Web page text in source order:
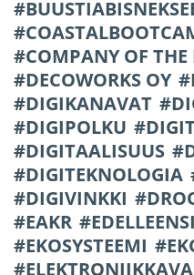
COMPANY OF
DECOWORKS OY
DIGIKANAVAT
DIGIPOLKU
DIGITAALISUUS
DIGITEKNOLOGIA
DIGIVINKKI
EAKR
EKOSYSTEEMI